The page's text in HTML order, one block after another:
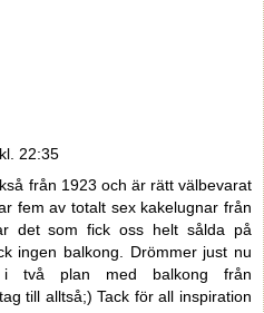
22:35
från 1923 och är rätt välbevarat
fem av totalt sex kakelugnar från
det som fick oss helt sålda på
ingen balkong. Drömmer just nu
i två plan med balkong från
till alltså;) Tack för all inspiration